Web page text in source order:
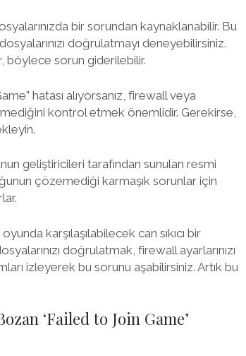
bir sorundan kaynaklanabilir. Bu
doğrulatmayı deneyebilirsiniz.
böylece sorun giderilebilir.
hatası alıyorsanız, firewall veya
kontrol etmek önemlidir. Gerekirse,
geliştiricileri tarafından sunulan resmi
çözemediği karmaşık sorunlar için
karşılaşılabilecek can sıkıcı bir
doğrulatmak, firewall ayarlarınızı
izleyerek bu sorunu aşabilirsiniz. Artık bu
‘Failed to Join Game’